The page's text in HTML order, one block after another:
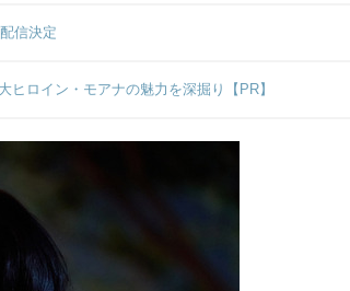
配信決定
ヒロイン・モアナの魅力を深掘り【PR】